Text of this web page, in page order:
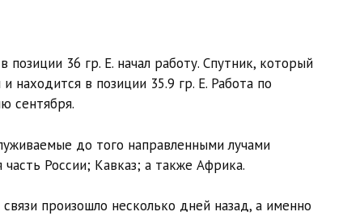
36 гр. E. начал работу. Спутник, который
в позиции 35.9 гр. E. Работа по
сентября.
до того направленными лучами
России; Кавказ; а также Африка.
произошло несколько дней назад, а именно